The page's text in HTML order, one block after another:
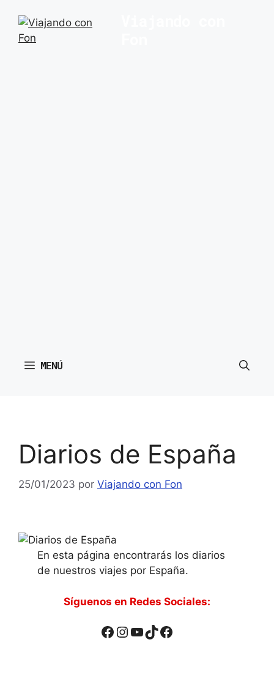
contenido
MENÚ
Diarios de España
25/01/2023 por Viajando con Fon
En esta página encontrarás los diarios
de nuestros viajes por España.
Síguenos en Redes Sociales:
Facebook Instagram YouTube TikTok Facebook